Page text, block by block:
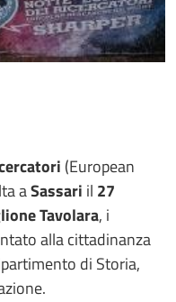
(European
aSassari il 27
Tavolara, i
alla cittadinanza
di Storia,